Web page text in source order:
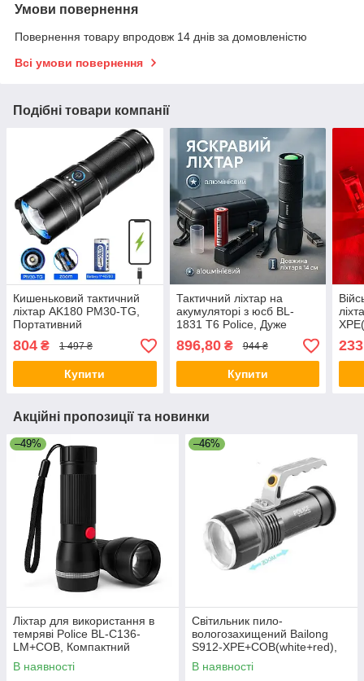
Умови повернення
Повернення товару впродовж 14 днів за домовленістю
Всі умови повернення
Подібні товари компанії
Кишеньковий тактичний
ліхтар AK180 PM30-TG,
Портативний
світлодіодний ліхтар з
USB-зарядкою IG-37
804 ₴ 1 497 ₴
Купити
Тактичний ліхтар на
акумуляторі з юсб BL-
1831 T6 Police, Дуже
яскравий ліхтар
водозахищений YT-26
896,80₴ 944 ₴
Купити
233
Акційні пропозиції та новинки
–49%
Ліхтар для використання в
темряві Police BL-C136-
LM+COB, Компактний
портативний ліхтар ZA-15
В наявності
–46%
Світильник пило-
вологозахищений Bailong
S912-XPE+COB(white+red),
LED ліхтар потужний на
вулицю AT-82
В наявності